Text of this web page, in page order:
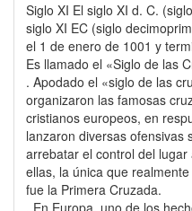
Siglo XI El siglo XI d. C. (siglo undécimo después de Cristo) o
siglo XI EC (siglo
el 1 de enero de 1001 y
Es llamado el «Siglo de las
. Apodado el «siglo de las cruzadas», en el siglo XI se
organizaron las famosas
cristianos europeos, en
lanzaron diversas ofensivas
arrebatar el control del
ellas, la única que
fue la Primera Cruzada.